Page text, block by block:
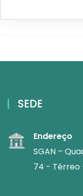
SEDE
Endereço
SGAN –
74 - Térreo